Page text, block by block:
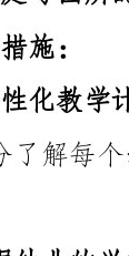
2.组织多元化的学习活动：